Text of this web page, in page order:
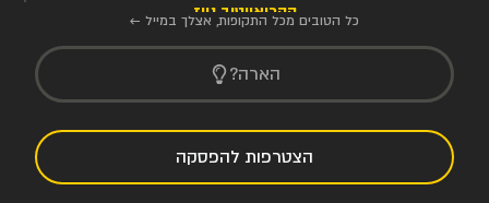
הקריאייטיב ניוז
כל הטובים מכל התקופות, אצלך במייל ←
הארה?
הצטרפות להפסקה